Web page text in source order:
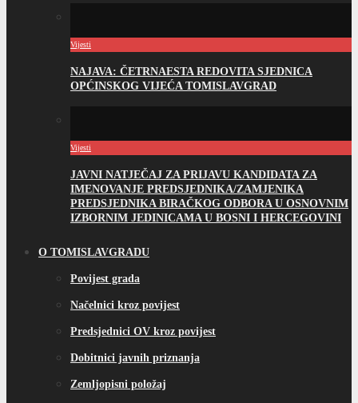
Vijesti
NAJAVA: ČETRNAESTA REDOVITA SJEDNICA
OPĆINSKOG VIJEĆA TOMISLAVGRAD
Vijesti
JAVNI NATJEČAJ ZA PRIJAVU KANDIDATA ZA
IMENOVANJE PREDSJEDNIKA/ZAMJENIKA
PREDSJEDNIKA BIRAČKOG ODBORA U OSNOVNIM
IZBORNIM JEDINICAMA U BOSNI I HERCEGOVINI
O TOMISLAVGRADU
Povijest grada
Načelnici kroz povijest
Predsjednici OV kroz povijest
Dobitnici javnih priznanja
Zemljopisni položaj